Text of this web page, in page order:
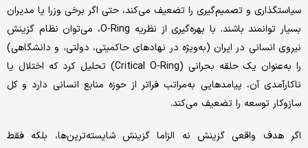
سیاستگذاری و تصمیم‌گیری را تضعیف می‌کند، حتی اگر برخی وزرا یا مدیران
بسیار توانمند باشند. با بهره‌گیری از نظریه O-Ring، می‌توان نظام گزینش
نیروی انسانی در ایران (به‌ویژه در نهادهای حاکمیتی، دولتی، و دانشگاهی)
را به‌عنوان یک حلقه بحرانی (Critical O-Ring) تحلیل کرد که اختلال یا
ناکارآمدی آن، پیامدهایی به‌مراتب فراتر از حوزه منابع انسانی دارد و کل
سازوکار توسعه را تضعیف می‌کند.
اگر هدف واقعی گزینش نه الزاما گزینش شایسته‌ترین‌ها، بلکه فقط